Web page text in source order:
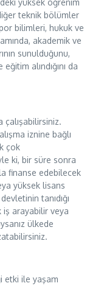
yüksek öğrenim
teknik bölümler
bilimleri, hukuk ve
akademik ve
sunulduğunu,
alındığını da
çalışabilirsiniz.
iznine bağlı
çok
ki, bir süre sonra
finanse edebilecek
yüksek lisans
tanıdığı
iş arayabilir veya
ülkede
etki ile yaşam